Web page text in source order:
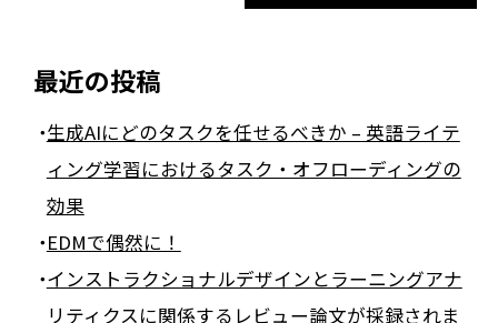
最近の投稿
生成AIにどのタスクを任せるべきか – 英語ライテ
ィング学習におけるタスク・オフローディングの
効果
EDMで偶然に！
インストラクショナルデザインとラーニングアナ
リティクスに関係するレビュー論文が採録されま